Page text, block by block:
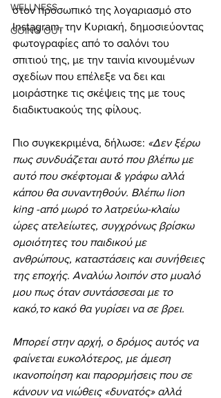
WELLNESS
GOING OUT
στον προσωπικό της λογαριασμό στο
Instagram, την Κυριακή, δημοσιεύοντας
φωτογραφίες από το σαλόνι του
σπιτιού της, με την ταινία κινουμένων
σχεδίων που επέλεξε να δει και
μοιράστηκε τις σκέψεις της με τους
διαδικτυακούς της φίλους.
Πιο συγκεκριμένα, δήλωσε: «Δεν ξέρω
πως συνδυάζεται αυτό που βλέπω με
αυτό που σκέφτομαι & γράφω αλλά
κάπου θα συναντηθούν. Βλέπω lion
king -από μωρό το λατρεύω-κλαίω
ώρες ατελείωτες, συγχρόνως βρίσκω
ομοιότητες του παιδικού με
ανθρώπους, καταστάσεις και συνήθειες
της εποχής. Αναλύω λοιπόν στο μυαλό
μου πως όταν συντάσσεσαι με το
κακό,το κακό θα γυρίσει να σε βρει.
Μπορεί στην αρχή, ο δρόμος αυτός να
φαίνεται ευκολότερος, με άμεση
ικανοποίηση και παρορμήσεις που σε
κάνουν να νιώθεις «δυνατός» αλλά